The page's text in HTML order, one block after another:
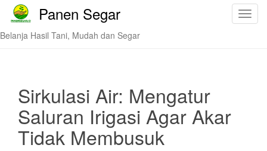
T
Panen Segar
Belanja Hasil Tani, Mudah dan Segar
Sirkulasi Air: Mengatur
Saluran Irigasi Agar Akar
Tidak Membusuk